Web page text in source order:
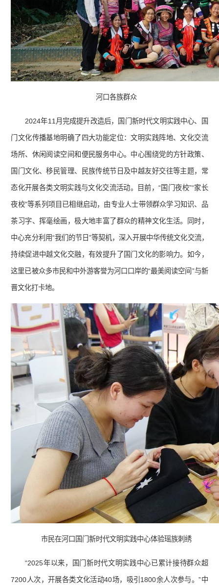
河口各族群众
2024年11月完成提升改造后，国门新时代文明实践中心、国
门文化传播基地明确了四大功能定位：文明实践阵地、文化交流
场所、休闲阅读空间和便民服务中心。中心围绕党的方针政策、
国门文化、移民管理、民族传统节日及中越友好交往等主题，常
态化开展各类文明实践与文化交流活动。目前，“国门夜校”“家长
夜校”等系列项目已相继启动，由专业人士带领群众学习知识、品
茶习字、挥毫绘画，极大地丰富了群众的精神文化生活。同时，
中心充分利用“我们的节日”等契机，深入开展中华传统文化交流，
持续促进中越文化交融，有效提升了国门文化的影响力。如今，
这里已被众多市民和中外游客誉为河口口岸的“最美阅读空间”与新
晋文化打卡地。
市民在河口国门新时代文明实践中心体验瑶族刺绣
“2025年以来，国门新时代文明实践中心已累计接待群众超
7200人次，开展各类文化活动40场，吸引1800余人次参与。”中